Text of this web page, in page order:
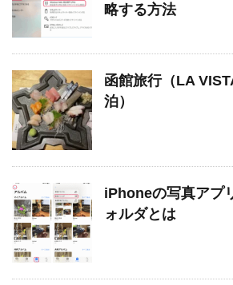
略する方法
函館旅行（LA
泊）
iPhoneの写真アプ
ォルダとは